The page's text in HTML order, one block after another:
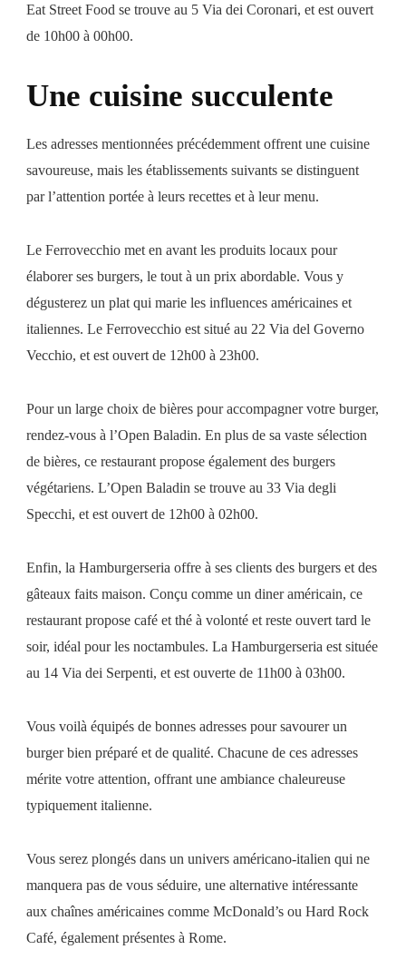
Eat Street Food se trouve au 5 Via dei Coronari, et est ouvert
de 10h00 à 00h00.
Une cuisine succulente
Les adresses mentionnées précédemment offrent une cuisine
savoureuse, mais les établissements suivants se distinguent
par l’attention portée à leurs recettes et à leur menu.
Le Ferrovecchio met en avant les produits locaux pour
élaborer ses burgers, le tout à un prix abordable. Vous y
dégusterez un plat qui marie les influences américaines et
italiennes. Le Ferrovecchio est situé au 22 Via del Governo
Vecchio, et est ouvert de 12h00 à 23h00.
Pour un large choix de bières pour accompagner votre burger,
rendez-vous à l’Open Baladin. En plus de sa vaste sélection
de bières, ce restaurant propose également des burgers
végétariens. L’Open Baladin se trouve au 33 Via degli
Specchi, et est ouvert de 12h00 à 02h00.
Enfin, la Hamburgerseria offre à ses clients des burgers et des
gâteaux faits maison. Conçu comme un diner américain, ce
restaurant propose café et thé à volonté et reste ouvert tard le
soir, idéal pour les noctambules. La Hamburgerseria est située
au 14 Via dei Serpenti, et est ouverte de 11h00 à 03h00.
Vous voilà équipés de bonnes adresses pour savourer un
burger bien préparé et de qualité. Chacune de ces adresses
mérite votre attention, offrant une ambiance chaleureuse
typiquement italienne.
Vous serez plongés dans un univers américano-italien qui ne
manquera pas de vous séduire, une alternative intéressante
aux chaînes américaines comme McDonald’s ou Hard Rock
Café, également présentes à Rome.